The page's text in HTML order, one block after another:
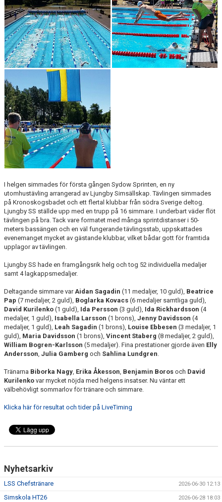
I helgen simmades för första gången Sydow Sprinten, en ny
utomhustävling arrangerad av Ljungby Simsällskap. Tävlingen simmades
på Kronoskogsbadet och ett flertal klubbar från södra Sverige deltog.
Ljungby SS ställde upp med en trupp på 16 simmare. I underbart väder flöt
tävlingen på bra. Tack vare formatet med många sprintdistanser i 50-
meters bassängen och en väl fungerande tävlingsstab, uppskattades
evenemanget mycket av gästande klubbar, vilket bådar gott för framtida
upplagor av tävlingen.
Ljungby SS hade en framgångsrik helg och tog 52 individuella medaljer
samt 4 lagkappsmedaljer.
Deltagande simmare varAidan Sagadin (11 medaljer, 10 guld), Beatrice
Pap (7 medaljer, 2 guld), Boglarka Kovacs (6 medaljer samtliga guld),
David Kurilenko (1 guld), Ida Persson (3 guld), Ida Rickhardsson (4
medaljer, 1 guld), Isabella Larsson (1 brons), Jenny Davidsson (4
medaljer, 1 guld), Leah Sagadin (1 brons), Louise Ebbesen (3 medaljer, 1
guld), Maria Davidsson (1 brons), Vincent Staberg (8 medaljer, 2 guld),
William Bogren-Karlsson (5 medaljer). Fina prestationer gjorde även Elly
Andersson, Julia Gamberg och Sahlina Lundgren.
Tränarna Biborka Nagy, Erika Åkesson, Benjamin Boros och David
Kurilenko var mycket nöjda med helgens insatser. Nu väntar ett
välbehövligt sommarlov för tränare och simmare.
Klicka här för resultat och tider på LiveTiming
Nyhetsarkiv
LSS Chefstränare 2026-06-30 12:13
Simskola HT26 2026-06-28 18:03